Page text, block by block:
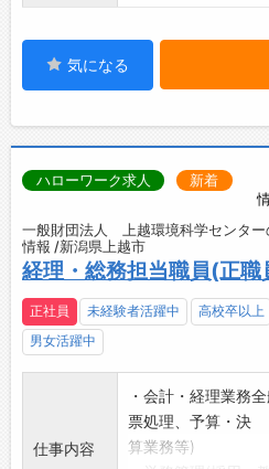
■各年代の社員がバ
・若手からベテラ
が活躍しています◎
【充実した福利厚
を整え、社員の今
・制度の整った会
ススメの求人です！
【社内設備】
・メカニックが活
フト、自動部品倉
率化と安全性を向上
／
気になる
ハローワーク求人 新着
一般財団法人 上越環境科学センター
情報 /新潟県上越市
経理・総務担当職員(正職
正社員 未経験者活躍中
高校卒以上
男女活躍中
仕事内容
・会計・経理業務
票処理、予算・決
算業務等)